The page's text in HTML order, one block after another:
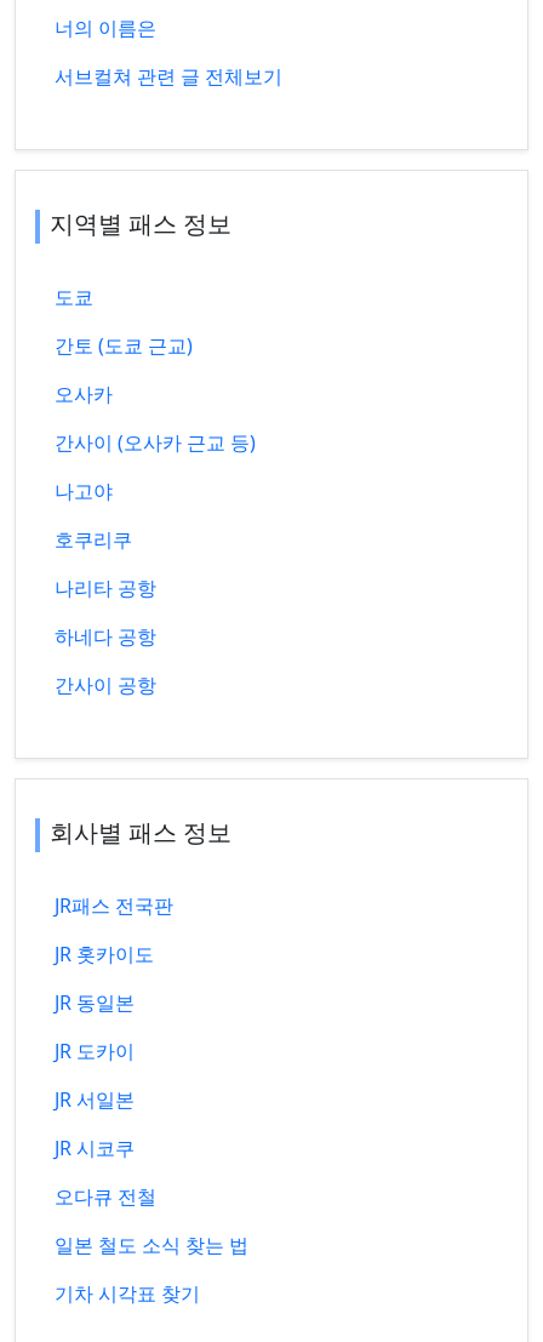
너의 이름은
서브컬쳐 관련 글 전체보기
지역별 패스 정보
도쿄
간토 (도쿄 근교)
오사카
간사이 (오사카 근교 등)
나고야
호쿠리쿠
나리타 공항
하네다 공항
간사이 공항
회사별 패스 정보
JR패스 전국판
JR 홋카이도
JR 동일본
JR 도카이
JR 서일본
JR 시코쿠
오다큐 전철
일본 철도 소식 찾는 법
기차 시각표 찾기